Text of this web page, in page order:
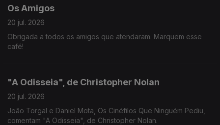
Os Amigos
20 jul. 2026
Obrigada a todos os amigos que atendaram. Marquem esse
café!
"A Odisseia", de Christopher Nolan
20 jul. 2026
João Torgal e Daniel Mota, Os Cinéfilos Que Ninguém Pediu,
comentam "A Odisseia", de Christopher Nolan.